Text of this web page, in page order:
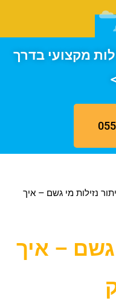
מקצועי בדרך
נזילות מי גשם – איך
גשם – איך